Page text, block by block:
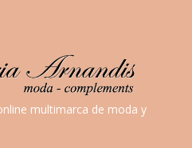
multimarca de moda y